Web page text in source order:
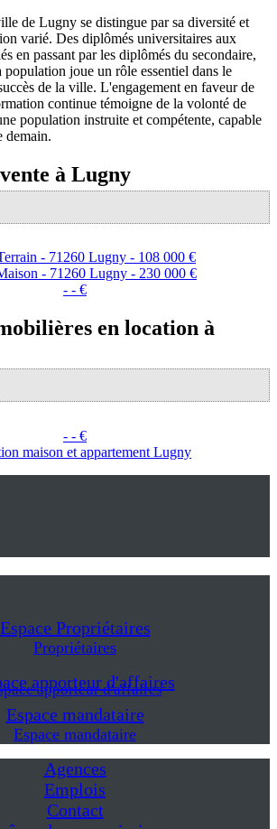
de Lugny se distingue par sa diversité et
varié. Des diplômés universitaires aux
en passant par les diplômés du secondaire,
population joue un rôle essentiel dans le
de la ville. L'engagement en faveur de
continue témoigne de la volonté de
population instruite et compétente, capable
demain.
à Lugny
- 71260 Lugny - 108 000 €
- 71260 Lugny - 230 000 €
- - €
en location à
- - €
maison et appartement Lugny
Espace Propriétaires
Propriétaires
apporteur d'affaires
apporteur d'affaires
Espace mandataire
Espace mandataire
Agences
Emplois
Contact